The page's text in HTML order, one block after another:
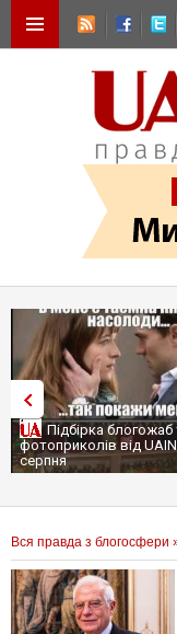
Підбірка блогожаб
фотоприколів від
серпня
Вся правда з блогосфери